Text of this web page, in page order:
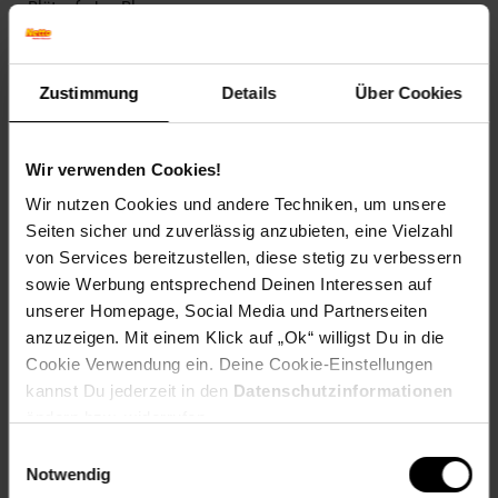
Zustimmung Details Über Cookies
Wir verwenden Cookies!
Wir nutzen Cookies und andere Techniken, um unsere
Seiten sicher und zuverlässig anzubieten, eine Vielzahl
von Services bereitzustellen, diese stetig zu verbessern
sowie Werbung entsprechend Deinen Interessen auf
unserer Homepage, Social Media und Partnerseiten
anzuzeigen. Mit einem Klick auf „Ok“ willigst Du in die
Cookie Verwendung ein. Deine Cookie-Einstellungen
kannst Du jederzeit in den Datenschutzinformationen
Notwendig
Blütenfarbe: Blau
Winterfarbe: Verblasst, bleibt halbschattig
Blattform: Gefingert
Standortempfehlung: Sonnig bis halbschattig, durchlässig
Pflegeaufwand: Mittel
Wasserbedarf: Mittel
Rückschnitt: Rückschnitt nach der Blüte.
Schnittverträglichkeit: Gut
Bodenansprüche: humos und gut durchlässig
Nährstoffgehalt: Mittel
Frosthärte: bis -20 °C
Verwendung: Am Gehölzrand,Auf Balkon oder Terrasse,Im
Staudenbeet,Im Naturgarten,Bienenweide, Staudenbeet,
Bodendecker, Naturgarten, Schnittblume
Eigenschaften